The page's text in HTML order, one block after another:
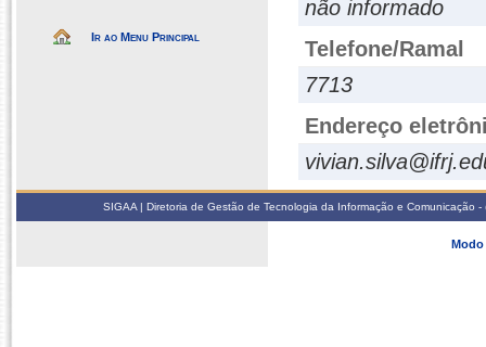
Ir ao Menu Principal
não informado
Telefone/Ramal
7713
Endereço
SIGAA | Diretoria de Gestão de Tecnologia da Informação e
Modo